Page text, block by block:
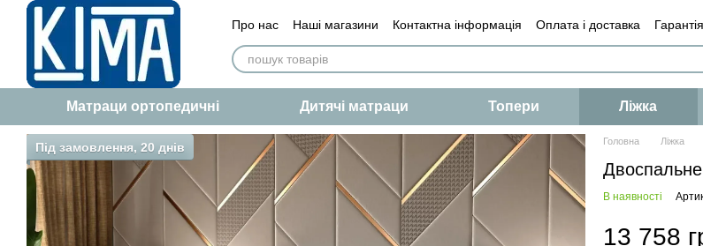
Перейти до основного контенту
Про нас Наші магазини Контактна інформація Оплата і доставка
Сертифікат якості
Статті Умови Оферта
Матраци ортопедичні Дитячі матраци Топери Ліжка
Під замовлення, 20 днів Головна Ліжка
В наявності
13 758